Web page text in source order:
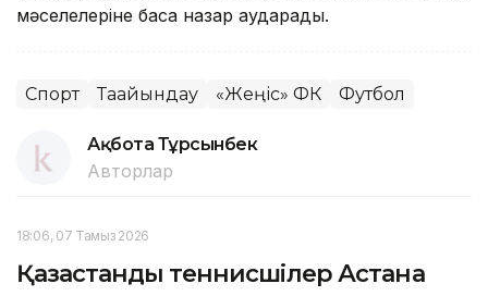
мәселелеріне баса назар аударады.
Спорт Тағайындау «Жеңіс» ФК Футбол
Ақбота Тұрсынбек
Авторлар
18:06, 07 Тамыз 2026
Қазақстандық теннисшілер Астана